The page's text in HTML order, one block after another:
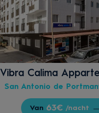
Vibra Calima
San Antonio de
Van 63€ /nacht